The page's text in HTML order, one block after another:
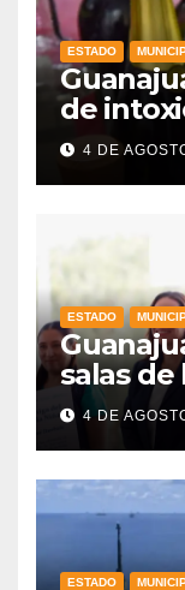
ESTADO
de
nivel
4 DE
ESTADO
salas
de4 DE
ESTADO